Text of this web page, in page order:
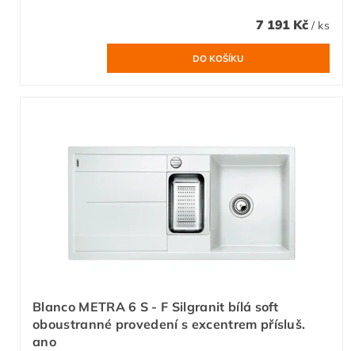
7 191 Kč / ks
Blanco METRA 6 S - F Silgranit bílá soft
oboustranné provedení s excentrem přísluš.
ano